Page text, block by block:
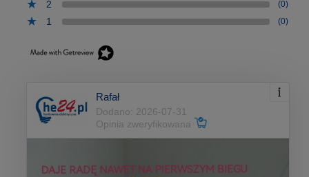
2 (0)
1 (0)
Rafał
Dodano: 2026-07-31
Opinia zweryfikowana